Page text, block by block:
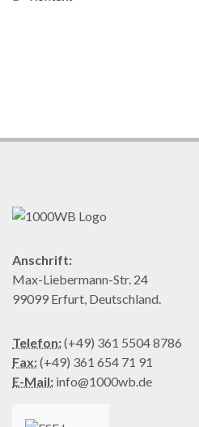
Anschrift:
Max-Liebermann-Str. 24
99099 Erfurt, Deutschland.
Telefon:(+49) 361 5504 8786
Fax:(+49) 361 654 71 91
E-Mail: info@1000wb.de